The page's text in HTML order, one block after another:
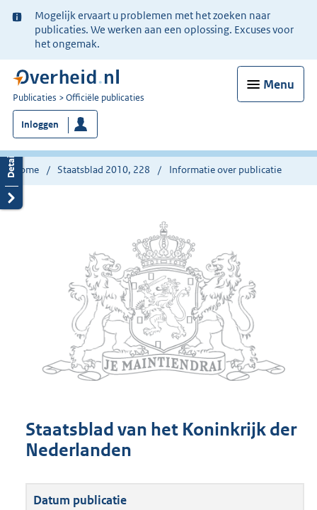
Ter
informatie:
Mogelijk ervaart u problemen met het zoeken naar
publicaties. We werken aan een oplossing. Excuses voor
het ongemak.
Menu
U
bent
nu
hier:
Publicaties Officiële publicaties
Inloggen
Home Staatsblad 2010, 228 Informatie over publicatie
Staatsblad van het Koninkrijk der
Nederlanden